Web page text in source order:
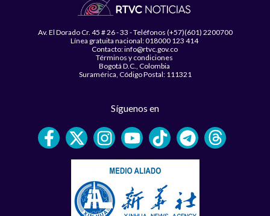
Av. El Dorado Cr. 45 # 26 - 33 - Teléfonos (+57)(601) 2200700
Línea gratuita nacional: 018000 123 414
Contacto: info@rtvc.gov.co
Términos y condiciones
Bogotá D.C., Colombia
Suramérica, Código Postal: 111321
Síguenos en